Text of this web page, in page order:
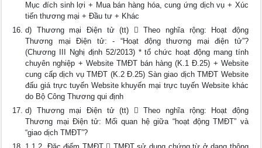
Mục đích sinh lợi + Mua bán hàng hóa, cung ứng dịch vụ + Xúc
tiến thương mại + Đầu tư + Khác
d) Thương mại Điện tử (tt)  Theo nghĩa rộng: Hoạt động
Thương mại Điện tử: - “Hoạt động thương mại điện tử”?
(Chương III Nghị định 52/2013) * tổ chức hoạt động mang tính
chuyên nghiệp + Website TMĐT bán hàng (K.1 Đ.25) + Website
cung cấp dịch vụ TMĐT (K.2 Đ.25) Sàn giao dịch TMĐT Website
đấu giá trực tuyến Website khuyến mại trực tuyến Website khác
do Bộ Công Thương qui định
d) Thương mại Điện tử (tt)  Theo nghĩa rộng: Hoạt động
Thương mại Điện tử: Mối quan hệ giữa “hoạt động TMĐT” và
“giao dịch TMĐT”?